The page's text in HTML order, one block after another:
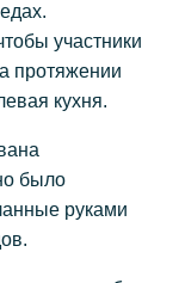
участники
протяжении
кухня.
было
руками